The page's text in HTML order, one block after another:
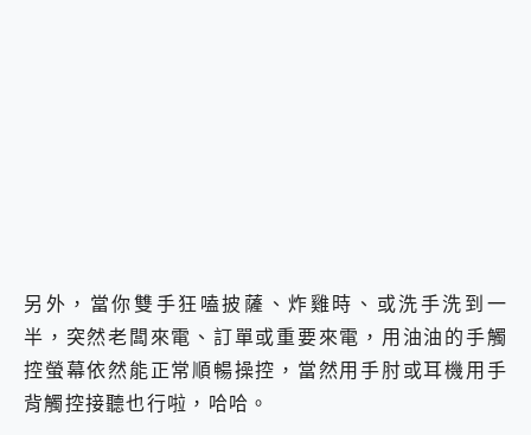
另外，當你雙手狂嗑披薩、炸雞時、或洗手洗到一
半，突然老闆來電、訂單或重要來電，用油油的手觸
控螢幕依然能正常順暢操控，當然用手肘或耳機用手
背觸控接聽也行啦，哈哈。